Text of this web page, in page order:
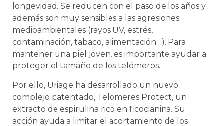
longevidad. Se reducen con el paso de los años y
además son muy sensibles a las agresiones
medioambientales (rayos UV, estrés,
contaminación, tabaco, alimentación…). Para
mantener una piel joven, es importante ayudar a
proteger el tamaño de los telómeros.
Por ello, Uriage ha desarrollado un nuevo
complejo patentado, Telomeres Protect, un
extracto de espirulina rico en ficocianina. Su
acción ayuda a limitar el acortamiento de los